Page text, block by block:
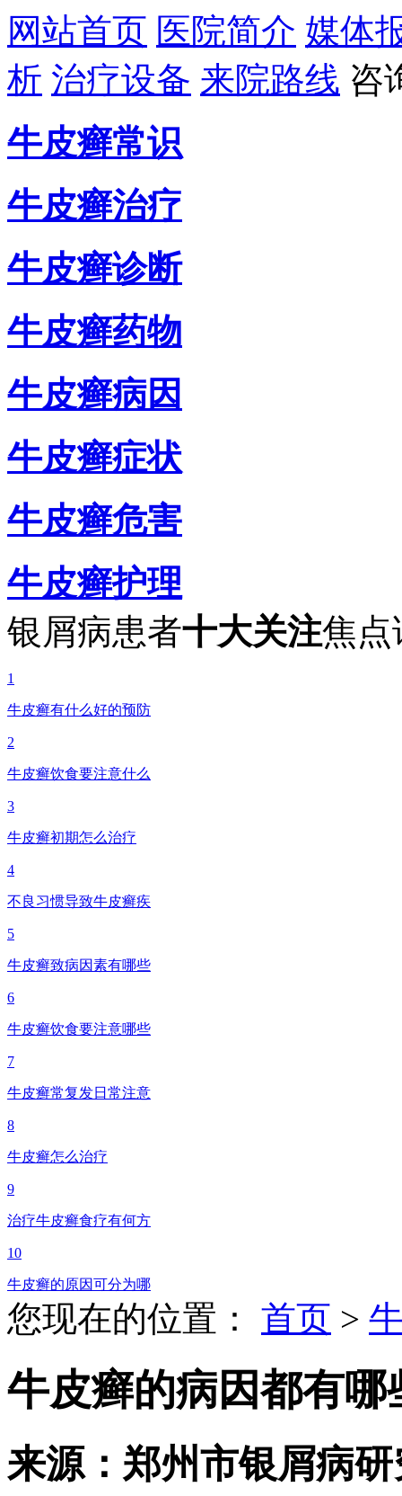
网站首页 医院简介 媒体
析 治疗设备 来院路线 咨
牛皮癣常识
牛皮癣治疗
牛皮癣诊断
牛皮癣药物
牛皮癣病因
牛皮癣症状
牛皮癣危害
牛皮癣护理
银屑病患者十大关注焦点
1
牛皮癣有什么好的预防
2
牛皮癣饮食要注意什么
3
牛皮癣初期怎么治疗
4
不良习惯导致牛皮癣疾
5
牛皮癣致病因素有哪些
6
牛皮癣饮食要注意哪些
7
牛皮癣常复发日常注意
8
牛皮癣怎么治疗
9
治疗牛皮癣食疗有何方
10
牛皮癣的原因可分为哪
您现在的位置： 首页 >
牛皮癣的病因都有哪
来源：郑州市银屑病